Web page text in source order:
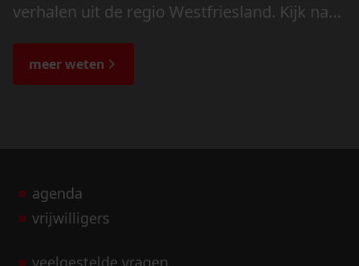
verhalen uit de regio Westfriesland. Kijk naar
de bijzondere verhalen.
meer weten
agenda
vrijwilligers